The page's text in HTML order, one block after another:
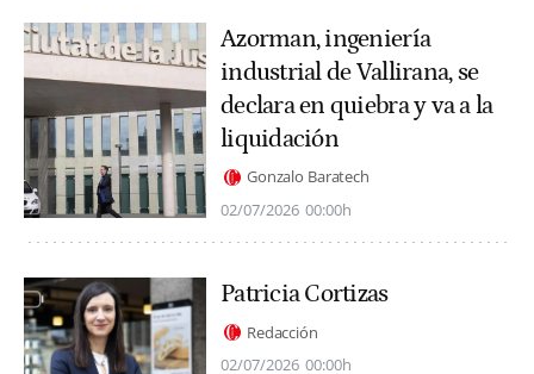
Azorman, ingeniería
industrial de Vallirana, se
declara en quiebra y va a la
liquidación
Gonzalo Baratech
02/07/2026 00:00h
Patricia Cortizas
Redacción
02/07/2026 00:00h